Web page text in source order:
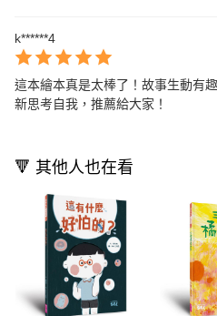
k******4
這本繪本真是太棒了！故事生動有
新思考自我，推薦給大家！
🔻 其他人也在看